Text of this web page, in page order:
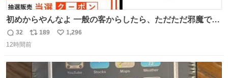
初めからやんなよ 一般の客からしたら、ただただ邪魔でし
かないのよ
返
信
32
リ
ポ
ト
189
い
1,296
12時間前